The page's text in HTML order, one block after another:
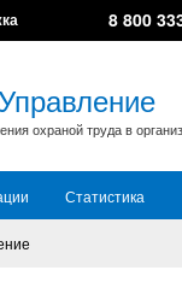
8 800
охраной труда в
Статистика